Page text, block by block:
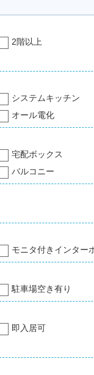
2階以上
システムキッチン
オール電化
宅配ボックス
バルコニー
モニタ付きインター
駐車場空き有り
即入居可